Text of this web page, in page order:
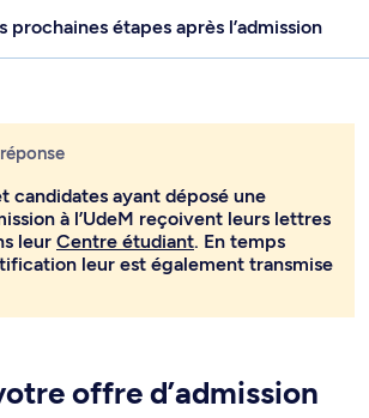
prochaines étapes après l’admission
candidates ayant déposé une
à l’UdeM reçoivent leurs lettres
leur Centre étudiant. En temps
leur est également transmise
offre d’admission